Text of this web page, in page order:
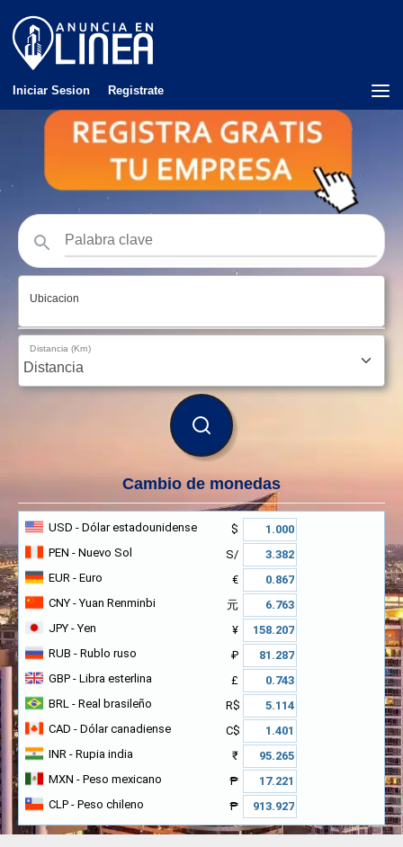
Iniciar Sesion Registrate
Ubicacion
Distancia (Km)
BUSCAR
Cambio de monedas
USD - Dólar estadounidense
$
PEN - Nuevo Sol
S/
EUR - Euro
€
CNY - Yuan Renminbi
元
JPY - Yen
¥
RUB - Rublo ruso
₽
GBP - Libra esterlina
£
BRL - Real brasileño
R$
CAD - Dólar canadiense
C$
INR - Rupia india
₹
MXN - Peso mexicano
₱
CLP - Peso chileno ₱